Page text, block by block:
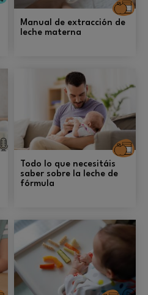
Manual de extracción de
leche materna
Alimentación
Todo lo que necesitáis
saber sobre la leche de
fórmula